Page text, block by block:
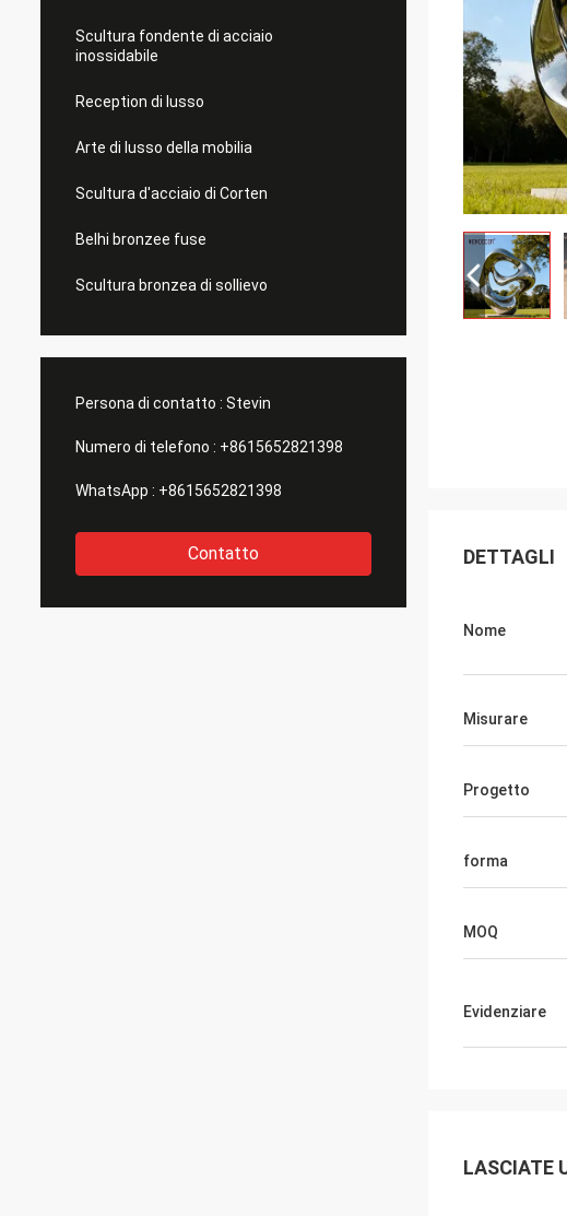
Scultura fondente di acciaio
inossidabile
Reception di lusso
Arte di lusso della mobilia
Scultura d'acciaio di Corten
Belhi bronzee fuse
Scultura bronzea di sollievo
Persona di contatto : Stevin
Numero di telefono : +8615652821398
WhatsApp : +8615652821398
Contatto DETTAGLI
Nome
Misurare
Progetto
forma
MOQ
Evidenziare
LASCIATE